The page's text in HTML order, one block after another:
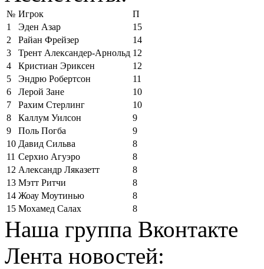
№ Игрок
П
1
Эден Азар
15
2
Райан Фрейзер
14
3
Трент Александер-Арнольд 12
4
Кристиан Эриксен
12
5
Эндрю Робертсон
11
6
Лерой Зане
10
7
Рахим Стерлинг
10
8
Каллум Уилсон
9
9
Поль Погба
9
10 Давид Сильва
8
11 Серхио Агуэро
8
12 Александр Ляказетт
8
13 Мэтт Ритчи
8
14 Жоау Моутинью
8
15 Мохамед Салах 8
Наша группа Вконтакте
Лента новостей: